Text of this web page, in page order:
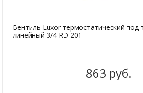
Вентиль Luxor термостатический под
линейный 3/4 RD 201
863 руб.